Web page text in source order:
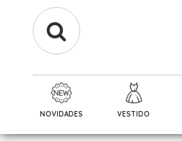
NOVIDADES VESTIDO